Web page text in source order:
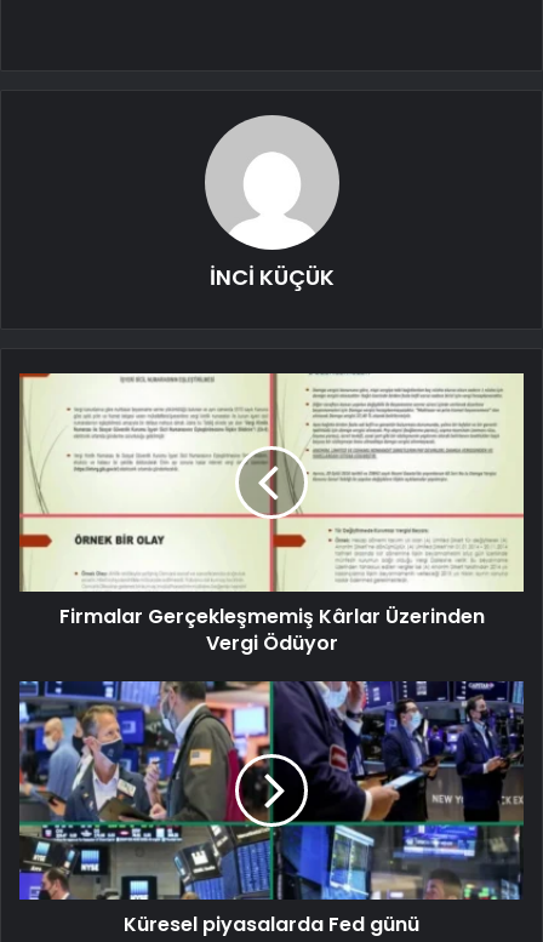
İNCİ KÜÇÜK
Firmalar Gerçekleşmemiş Kârlar Üzerinden
Vergi Ödüyor
Küresel piyasalarda Fed günü